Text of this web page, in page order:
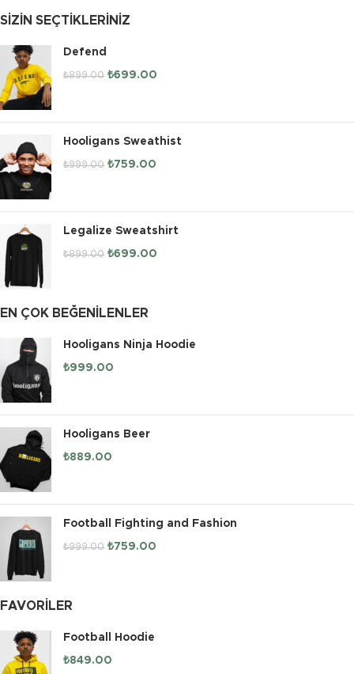
SIZIN SEÇTIKLERINIZ
Defend
₺899.00 ₺699.00
Hooligans Sweathist
₺999.00 ₺759.00
Legalize Sweatshirt
₺899.00 ₺699.00
EN ÇOK BEĞENILENLER
Hooligans Ninja Hoodie
₺999.00
Hooligans Beer
₺889.00
Football Fighting and Fashion
₺999.00 ₺759.00
FAVORILER
Football Hoodie
₺849.00